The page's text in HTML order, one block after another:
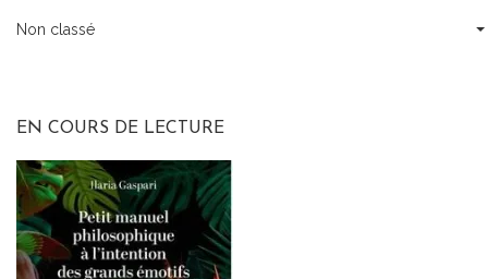
Tous
Non classé
EN COURS DE LECTURE